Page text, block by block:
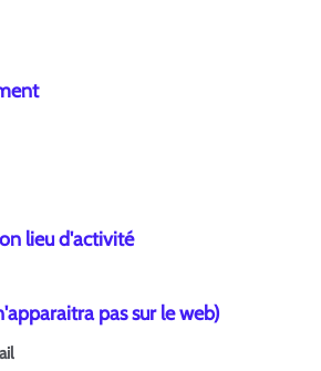
lieu d'activité
pas sur le web)